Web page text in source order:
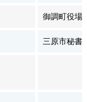
御調町役場
三原市秘書